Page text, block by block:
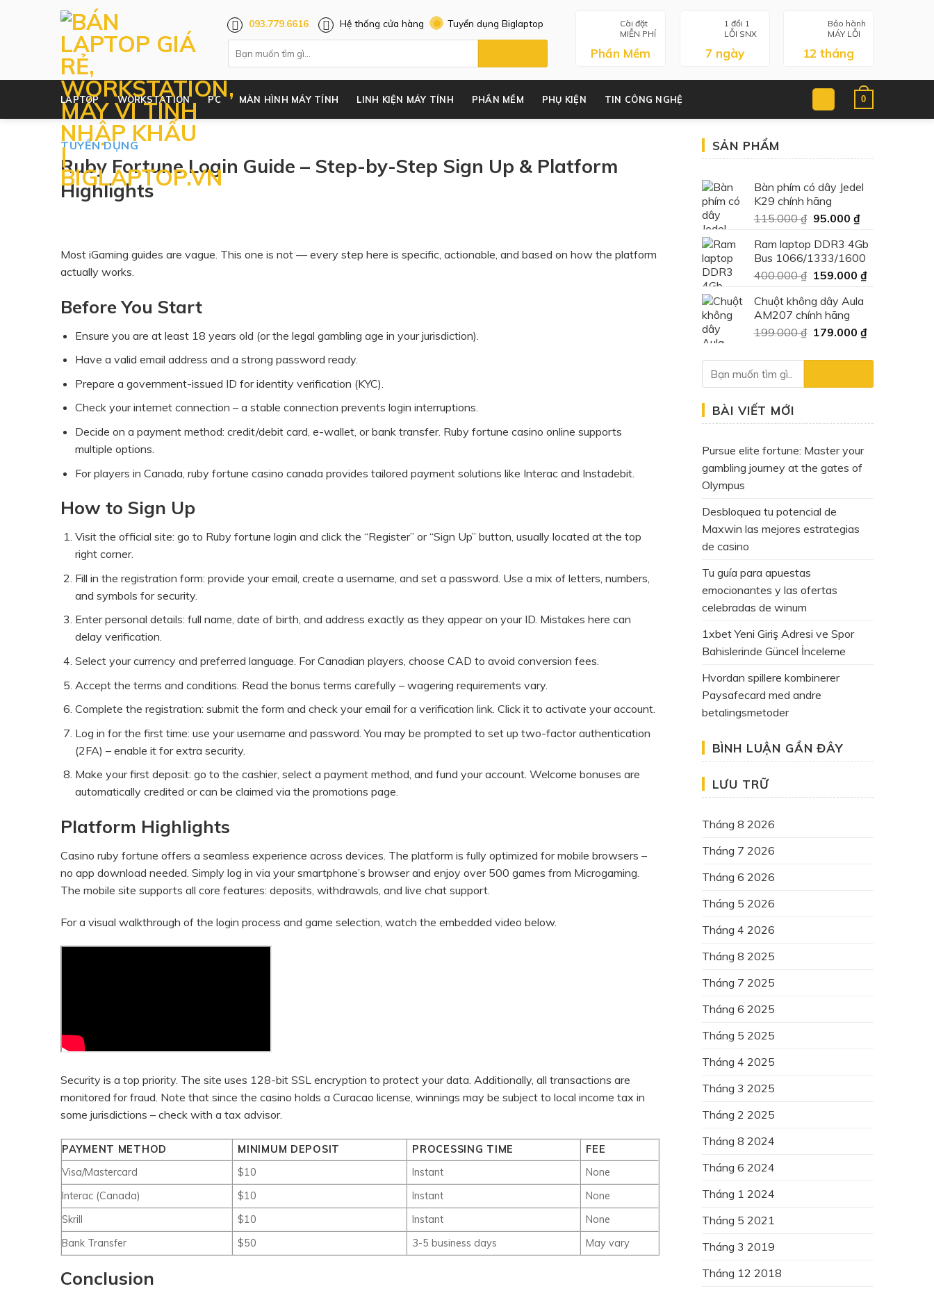
093.779.6616 Hệ thống cửa hàng Tuyển dụng Biglaptop
Cài đặt
MIỄN PHÍ
Phần Mềm
1 đổi 1
LỖI SNX
7 ngày
Bảo hành
MÁY LỖI
12 tháng
LAPTOP WORKSTATION PC MÀN HÌNH MÁY TÍNH LINH KIỆN MÁY TÍNH PHẦN MỀM PHỤ KIỆN TIN CÔNG NGHỆ 0
TUYỂN DỤNG
Ruby Fortune Login Guide – Step-by-Step Sign Up & Platform
Highlights
Most iGaming guides are vague. This one is not — every step here is specific, actionable, and based on how the platform
actually works.
Before You Start
Ensure you are at least 18 years old (or the legal gambling age in your jurisdiction).
Have a valid email address and a strong password ready.
Prepare a government-issued ID for identity verification (KYC).
Check your internet connection – a stable connection prevents login interruptions.
Decide on a payment method: credit/debit card, e-wallet, or bank transfer. Ruby fortune casino online supports
multiple options.
For players in Canada, ruby fortune casino canada provides tailored payment solutions like Interac and Instadebit.
How to Sign Up
Visit the official site: go to Ruby fortune login and click the “Register” or “Sign Up” button, usually located at the top
right corner.
Fill in the registration form: provide your email, create a username, and set a password. Use a mix of letters, numbers,
and symbols for security.
Enter personal details: full name, date of birth, and address exactly as they appear on your ID. Mistakes here can
delay verification.
Select your currency and preferred language. For Canadian players, choose CAD to avoid conversion fees.
Accept the terms and conditions. Read the bonus terms carefully – wagering requirements vary.
Complete the registration: submit the form and check your email for a verification link. Click it to activate your account.
Log in for the first time: use your username and password. You may be prompted to set up two-factor authentication
(2FA) – enable it for extra security.
Make your first deposit: go to the cashier, select a payment method, and fund your account. Welcome bonuses are
automatically credited or can be claimed via the promotions page.
Platform Highlights
Casino ruby fortune offers a seamless experience across devices. The platform is fully optimized for mobile browsers –
no app download needed. Simply log in via your smartphone’s browser and enjoy over 500 games from Microgaming.
The mobile site supports all core features: deposits, withdrawals, and live chat support.
For a visual walkthrough of the login process and game selection, watch the embedded video below.
Security is a top priority. The site uses 128-bit SSL encryption to protect your data. Additionally, all transactions are
monitored for fraud. Note that since the casino holds a Curacao license, winnings may be subject to local income tax in
some jurisdictions – check with a tax advisor.
PAYMENT METHOD MINIMUM DEPOSIT PROCESSING TIME
FEE
Visa/Mastercard
$10 Instant
None
Interac (Canada)
$10 Instant
None
Skrill
$10 Instant
None
Bank Transfer
$50 3-5 business days May vary
Conclusion
SẢN PHẨM
Bàn phím có dây Jedel
K29 chính hãng
115.000₫ Giá
là:
115.000 ₫.
95.000₫Giá
tại
là:
95.000 ₫.
Ram laptop DDR3 4Gb
Bus 1066/1333/1600
400.000₫ Giá
là:
400.000 ₫.
159.000₫Giá
159.000 ₫.
Chuột không dây Aula
AM207 chính hãng
199.000₫ Giá
là:
179.000₫Giá
tại
179.000 ₫.
BÀI VIẾT MỚI
Pursue elite fortune: Master your
gambling journey at the gates of
Olympus
Desbloquea tu potencial de
Maxwin las mejores estrategias
de casino
Tu guía para apuestas
emocionantes y las ofertas
celebradas de winum
1xbet Yeni Giriş Adresi ve Spor
Bahislerinde Güncel İnceleme
Hvordan spillere kombinerer
Paysafecard med andre
betalingsmetoder
BÌNH LUẬN GẦN ĐÂY
LƯU TRỮ
Tháng 8 2026
Tháng 7 2026
Tháng 6 2026
Tháng 5 2026
Tháng 4 2026
Tháng 8 2025
Tháng 7 2025
Tháng 6 2025
Tháng 5 2025
Tháng 4 2025
Tháng 3 2025
Tháng 2 2025
Tháng 8 2024
Tháng 6 2024
Tháng 1 2024
Tháng 5 2021
Tháng 3 2019
Tháng 12 2018